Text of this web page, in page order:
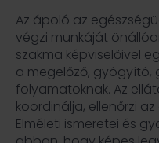
Az ápoló az
végzi munkáját
szakma képviselőivel
a megelőző, gyógyító,
folyamatoknak. Az
koordinálja, ellenőrzi
Elméleti ismeretei és